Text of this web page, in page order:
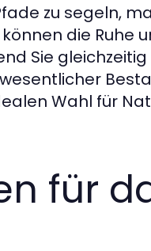
zu segeln,
die
Sie
Wahl für
für